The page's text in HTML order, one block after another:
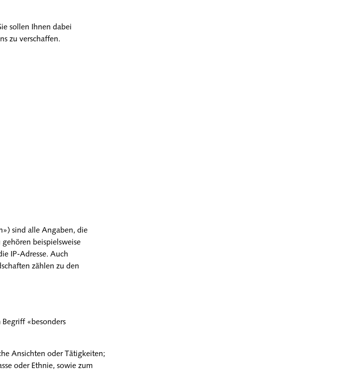
sollen Ihnen dabei
zu verschaffen.
sind alle Angaben, die
beispielsweise
IP-Adresse. Auch
zählen zu den
«besonders
Ansichten oder Tätigkeiten;
oder Ethnie, sowie zum